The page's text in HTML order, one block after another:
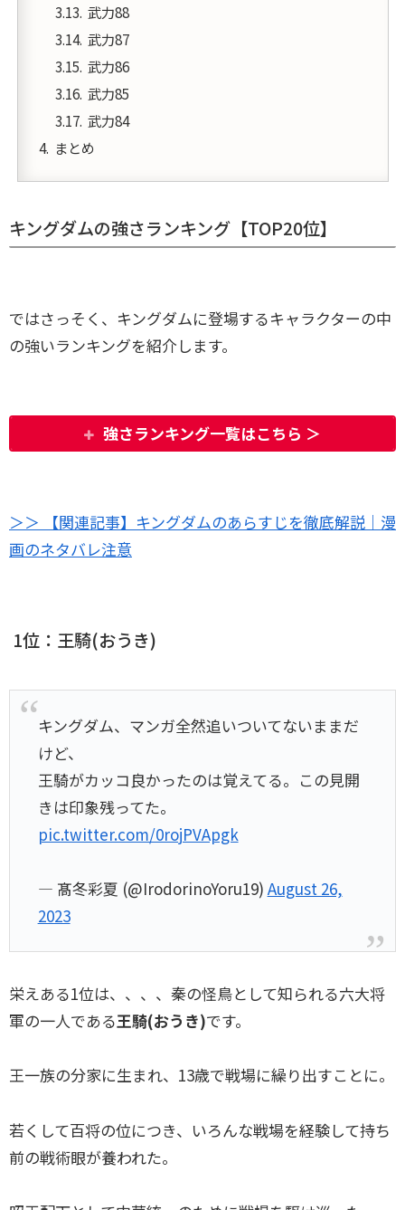
武力88
武力87
武力86
武力85
武力84
まとめ
キングダムの強さランキング【TOP20位】
ではさっそく、キングダムに登場するキャラクターの中
の強いランキングを紹介します。
強さランキング一覧はこちら ＞
＞＞ 【関連記事】キングダムのあらすじを徹底解説｜漫
画のネタバレ注意
1位：王騎(おうき)
キングダム、マンガ全然追いついてないままだ
けど、
王騎がカッコ良かったのは覚えてる。この見開
きは印象残ってた。
pic.twitter.com/0rojPVApgk
— 髙冬彩夏 (@IrodorinoYoru19) August 26,
2023
栄えある1位は、、、、秦の怪鳥として知られる六大将
軍の一人である王騎(おうき)です。
王一族の分家に生まれ、13歳で戦場に繰り出すことに。
若くして百将の位につき、いろんな戦場を経験して持ち
前の戦術眼が養われた。